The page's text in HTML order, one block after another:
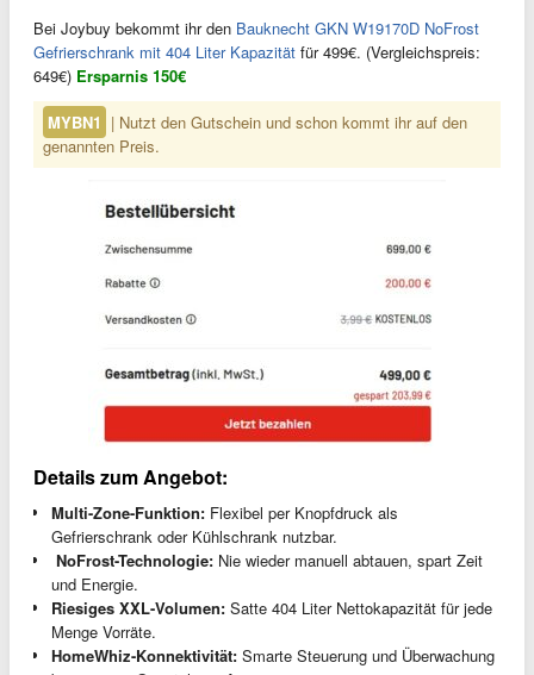
Bei Joybuy bekommt ihr den Bauknecht GKN W19170D NoFrost
Gefrierschrank mit 404 Liter Kapazität für 499€. (Vergleichspreis:
649€) Ersparnis 150€
MYBN1 | Nutzt den Gutschein und schon kommt ihr auf den
genannten Preis.
Details zum Angebot:
Multi-Zone-Funktion: Flexibel per Knopfdruck als
Gefrierschrank oder Kühlschrank nutzbar.
️ NoFrost-Technologie: Nie wieder manuell abtauen, spart Zeit
und Energie.
Riesiges XXL-Volumen: Satte 404 Liter Nettokapazität für jede
Menge Vorräte.
HomeWhiz-Konnektivität: Smarte Steuerung und Überwachung